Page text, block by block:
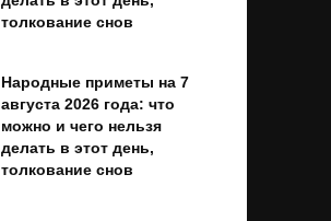
толкование снов
Народные приметы на 7
августа 2026 года: что
можно и чего нельзя
делать в этот день,
толкование снов